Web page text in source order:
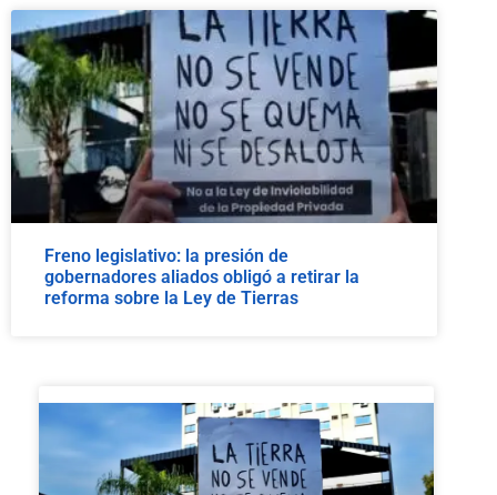
Freno legislativo: la presión de
gobernadores aliados obligó a retirar la
reforma sobre la Ley de Tierras